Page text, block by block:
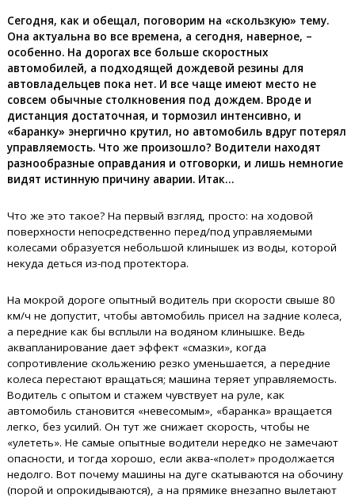
Сегодня, как и обещал, поговорим на «скользкую» тему.
Она актуальна во все времена, а сегодня, наверное, –
особенно. На дорогах все больше скоростных
автомобилей, а подходящей дождевой резины для
автовладельцев пока нет. И все чаще имеют место не
совсем обычные столкновения под дождем. Вроде и
дистанция достаточная, и тормозил интенсивно, и
«баранку» энергично крутил, но автомобиль вдруг потерял
управляемость. Что же произошло? Водители находят
разнообразные оправдания и отговорки, и лишь немногие
видят истинную причину аварии. Итак…
Что же это такое? На первый взгляд, просто: на ходовой
поверхности непосредственно перед/под управляемыми
колесами образуется небольшой клинышек из воды, которой
некуда деться из-под протектора.
На мокрой дороге опытный водитель при скорости свыше 80
км/ч не допустит, чтобы автомобиль присел на задние колеса,
а передние как бы всплыли на водяном клинышке. Ведь
аквапланирование дает эффект «смазки», когда
сопротивление скольжению резко уменьшается, а передние
колеса перестают вращаться; машина теряет управляемость.
Водитель с опытом и стажем чувствует на руле, как
автомобиль становится «невесомым», «баранка» вращается
легко, без усилий. Он тут же снижает скорость, чтобы не
«улететь». Не самые опытные водители нередко не замечают
опасности, и тогда хорошо, если аква-«полет» продолжается
недолго. Вот почему машины на дуге скатываются на обочину
(порой и опрокидываются), а на прямике внезапно вылетают